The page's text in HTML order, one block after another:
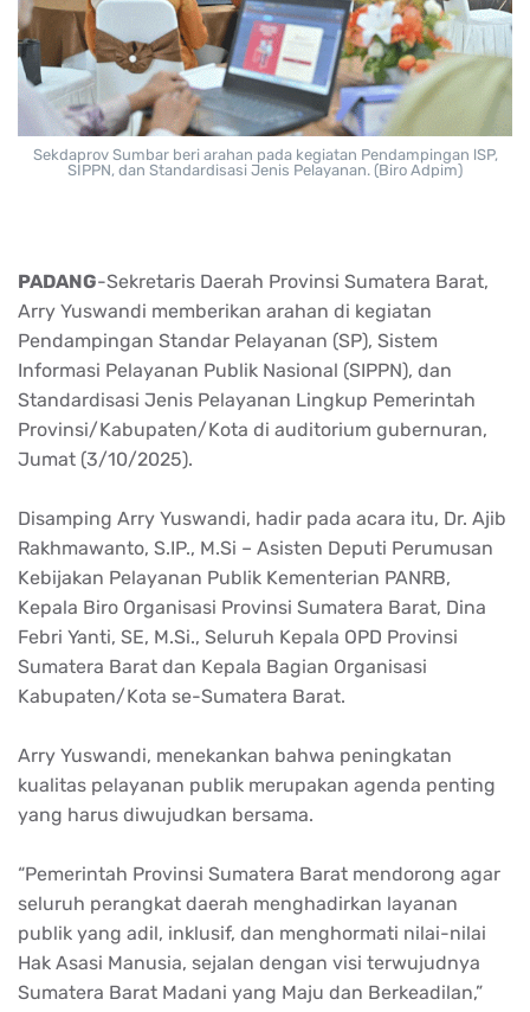
Sekdaprov Sumbar beri arahan pada kegiatan Pendampingan lSP,
SIPPN, dan Standardisasi Jenis Pelayanan. (Biro Adpim)
PADANG-Sekretaris Daerah Provinsi Sumatera Barat,
Arry Yuswandi memberikan arahan di kegiatan
Pendampingan Standar Pelayanan (SP), Sistem
Informasi Pelayanan Publik Nasional (SIPPN), dan
Standardisasi Jenis Pelayanan Lingkup Pemerintah
Provinsi/Kabupaten/Kota di auditorium gubernuran,
Jumat (3/10/2025).
Disamping Arry Yuswandi, hadir pada acara itu, Dr. Ajib
Rakhmawanto, S.IP., M.Si – Asisten Deputi Perumusan
Kebijakan Pelayanan Publik Kementerian PANRB,
Kepala Biro Organisasi Provinsi Sumatera Barat, Dina
Febri Yanti, SE, M.Si., Seluruh Kepala OPD Provinsi
Sumatera Barat dan Kepala Bagian Organisasi
Kabupaten/Kota se-Sumatera Barat.
Arry Yuswandi, menekankan bahwa peningkatan
kualitas pelayanan publik merupakan agenda penting
yang harus diwujudkan bersama.
“Pemerintah Provinsi Sumatera Barat mendorong agar
seluruh perangkat daerah menghadirkan layanan
publik yang adil, inklusif, dan menghormati nilai-nilai
Hak Asasi Manusia, sejalan dengan visi terwujudnya
Sumatera Barat Madani yang Maju dan Berkeadilan,”